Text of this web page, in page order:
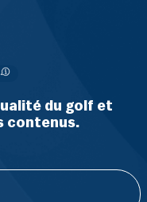
du golf et
contenus.